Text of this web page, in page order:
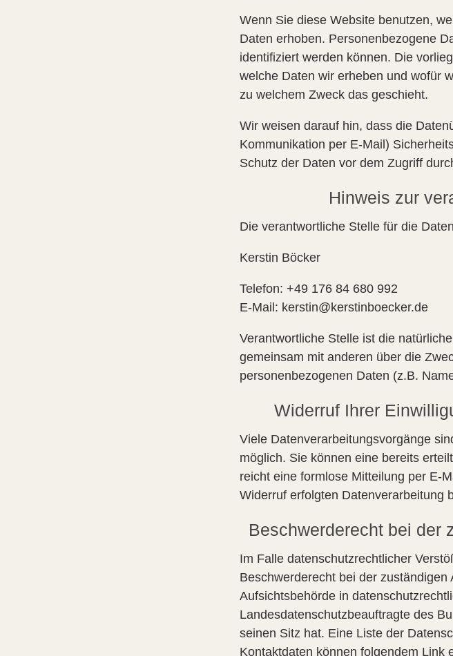
Wenn Sie diese Website benutzen,
Daten erhoben. Personenbezogene
identifiziert werden können. Die
welche Daten wir erheben und wofür
zu welchem Zweck das geschieht.
Wir weisen darauf hin, dass die
Kommunikation per E-Mail)
Schutz der Daten vor dem Zugriff
Hinweis zur
Die verantwortliche Stelle für die
Kerstin Böcker
Telefon: +49 176 84 680 992
E-Mail: kerstin@kerstinboecker.de
Verantwortliche Stelle ist die
gemeinsam mit anderen über die
personenbezogenen Daten (z.B.
Widerruf Ihrer
Viele Datenverarbeitungsvorgänge
möglich. Sie können eine bereits
reicht eine formlose Mitteilung per E-
Widerruf erfolgten Datenverarbeitung
Beschwerderecht bei der
Im Falle datenschutzrechtlicher
Beschwerderecht bei der
Aufsichtsbehörde in
Landesdatenschutzbeauftragte des
seinen Sitz hat. Eine Liste der
Kontaktdaten können folgendem Link